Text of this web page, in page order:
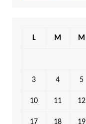
L M M
3 4 5
10 11 12
17 18 19